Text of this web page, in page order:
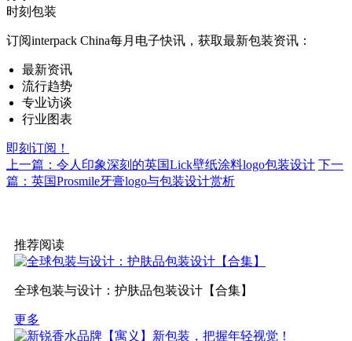
时刻包装
订阅interpack China每月电子快讯，获取最新包装资讯：
最新资讯
流行趋势
专业访谈
行业图表
即刻订阅！
上一篇：令人印象深刻的英国Lick壁纸涂料logo包装设计 下一
篇：英国Prosmile牙膏logo与包装设计赏析
推荐阅读
全球包装与设计：护肤品包装设计【合集】
更多